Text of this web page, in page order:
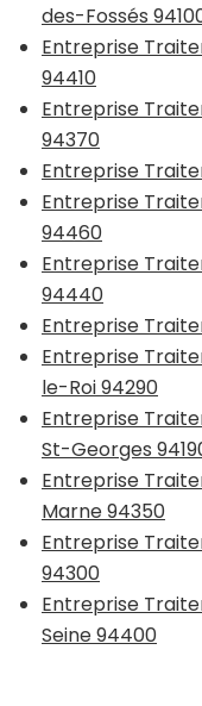
des-Fossés
Entreprise
94410
Entreprise
94370
Entreprise
Entreprise
94460
Entreprise
94440
Entreprise
Entreprise
le-Roi 94290
Entreprise
St-Georges
Entreprise
Marne 94350
Entreprise
94300
Entreprise
Seine 94400